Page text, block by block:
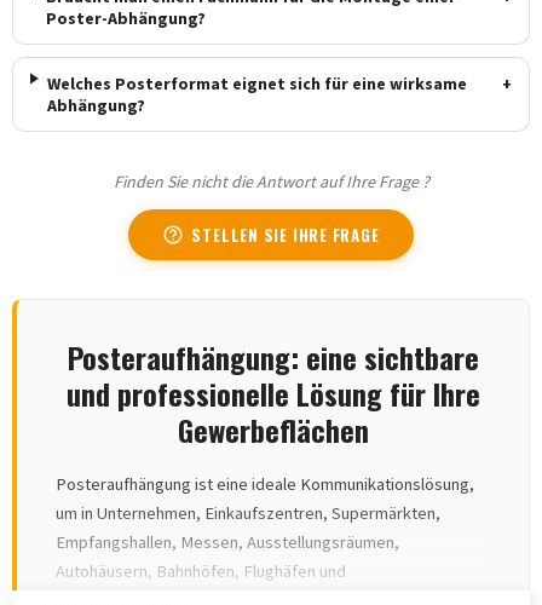
Poster-Abhängung?
Welches Posterformat eignet sich für eine wirksame
Abhängung?
+
Finden Sie nicht die Antwort auf Ihre Frage ?
help_outline STELLEN SIE IHRE FRAGE
Posteraufhängung: eine sichtbare
und professionelle Lösung für Ihre
Gewerbeflächen
Posteraufhängung ist eine ideale Kommunikationslösung,
um in Unternehmen, Einkaufszentren, Supermärkten,
Empfangshallen, Messen, Ausstellungsräumen,
Autohäusern, Bahnhöfen, Flughäfen und